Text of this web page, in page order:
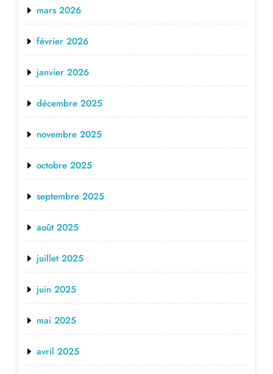
mars 2026
février 2026
janvier 2026
décembre 2025
novembre 2025
octobre 2025
septembre 2025
août 2025
juillet 2025
juin 2025
mai 2025
avril 2025